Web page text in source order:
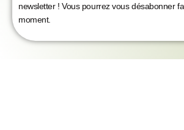
newsletter ! Vous pourrez vous désabonner
moment.